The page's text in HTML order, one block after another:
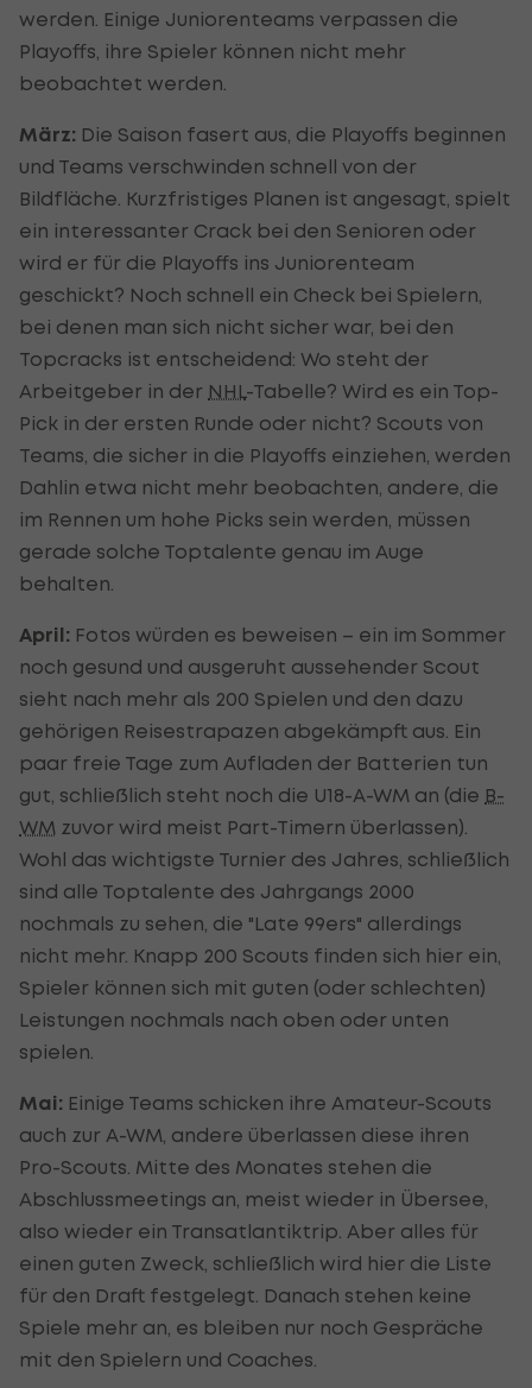
werden. Einige Juniorenteams verpassen die
Playoffs, ihre Spieler können nicht mehr
beobachtet werden.
März: Die Saison fasert aus, die Playoffs beginnen
und Teams verschwinden schnell von der
Bildfläche. Kurzfristiges Planen ist angesagt, spielt
ein interessanter Crack bei den Senioren oder
wird er für die Playoffs ins Juniorenteam
geschickt? Noch schnell ein Check bei Spielern,
bei denen man sich nicht sicher war, bei den
Topcracks ist entscheidend: Wo steht der
Arbeitgeber in der NHL -Tabelle? Wird es ein Top-
Pick in der ersten Runde oder nicht? Scouts von
Teams, die sicher in die Playoffs einziehen, werden
Dahlin etwa nicht mehr beobachten, andere, die
im Rennen um hohe Picks sein werden, müssen
gerade solche Toptalente genau im Auge
behalten.
April: Fotos würden es beweisen – ein im Sommer
noch gesund und ausgeruht aussehender Scout
sieht nach mehr als 200 Spielen und den dazu
gehörigen Reisestrapazen abgekämpft aus. Ein
paar freie Tage zum Aufladen der Batterien tun
gut, schließlich steht noch die U18-A-WM an (die B-
WM zuvor wird meist Part-Timern überlassen).
Wohl das wichtigste Turnier des Jahres, schließlich
sind alle Toptalente des Jahrgangs 2000
nochmals zu sehen, die "Late 99ers" allerdings
nicht mehr. Knapp 200 Scouts finden sich hier ein,
Spieler können sich mit guten (oder schlechten)
Leistungen nochmals nach oben oder unten
spielen.
Mai: Einige Teams schicken ihre Amateur-Scouts
auch zur A-WM, andere überlassen diese ihren
Pro-Scouts. Mitte des Monates stehen die
Abschlussmeetings an, meist wieder in Übersee,
also wieder ein Transatlantiktrip. Aber alles für
einen guten Zweck, schließlich wird hier die Liste
für den Draft festgelegt. Danach stehen keine
Spiele mehr an, es bleiben nur noch Gespräche
mit den Spielern und Coaches.